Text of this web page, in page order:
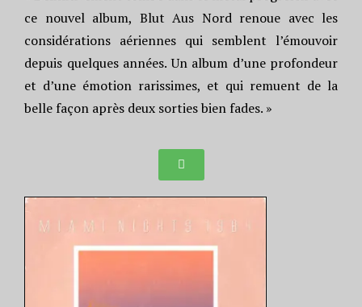
ce nouvel album, Blut Aus Nord renoue avec les
considérations aériennes qui semblent l’émouvoir
depuis quelques années. Un album d’une profondeur
et d’une émotion rarissimes, et qui remuent de la
belle façon après deux sorties bien fades. »